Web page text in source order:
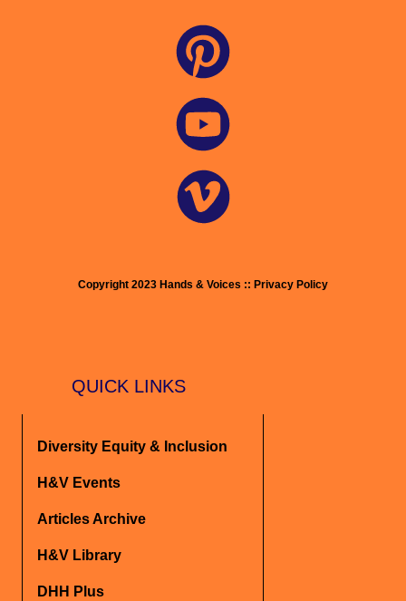
Copyright 2023 Hands & Voices :: Privacy Policy
QUICK LINKS
Diversity Equity & Inclusion
H&V Events
Articles Archive
H&V Library
DHH Plus